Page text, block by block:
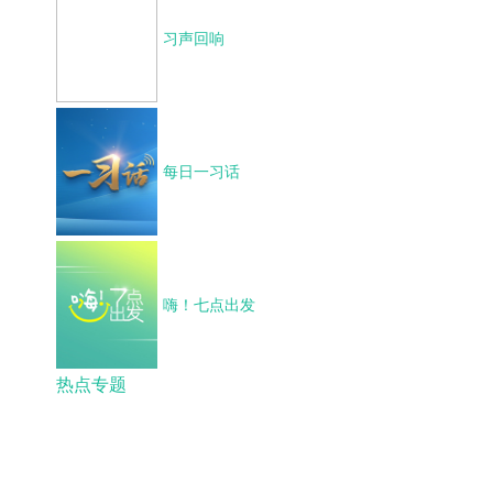
习声回响
每日一习话
嗨！七点出发
热点专题